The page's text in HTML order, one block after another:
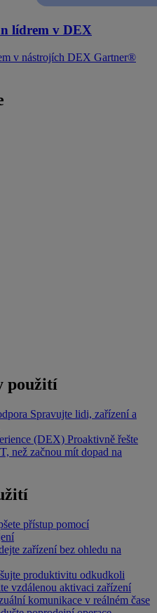
lídrem v DEX
v nástrojích DEX Gartner®
použití
Spravujte lidi, zařízení a
(DEX) Proaktivně řešte
než začnou mít dopad na
přístup pomocí
zařízení bez ohledu na
produktivitu odkudkoli
vzdálenou aktivaci zařízení
komunikace v reálném čase